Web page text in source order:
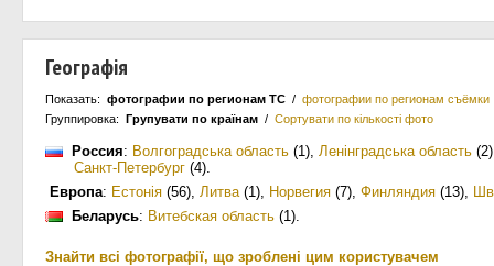
Географія
Показать: фотографии по регионам ТС / фотографии по регионам съёмки
Группировка: Групувати по країнам / Сортувати по кількості фото
Россия: Волгоградська область (1), Ленінградська область (2)
Санкт-Петербург (4).
Европа: Естонія (56), Литва(1), Норвегия (7), Финляндия (13),
Беларусь: Витебская область (1).
Знайти всі фотографії, що зроблені цим користувачем